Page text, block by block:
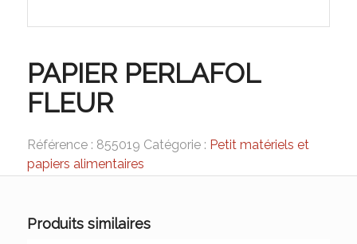
PAPIER PERLAFOL
FLEUR
Référence : 855019 Catégorie : Petit matériels et
papiers alimentaires
Produits similaires